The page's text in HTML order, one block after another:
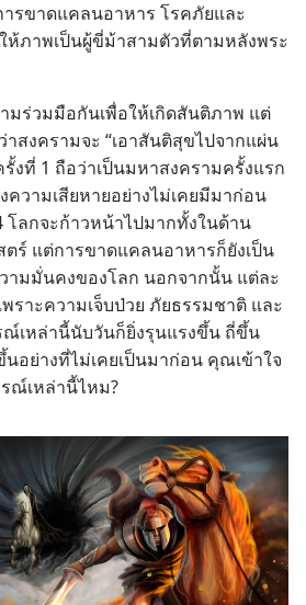
รขาดแคลนอาหาร โรคภัยและ
ให้ภาพเป็นผู้ขี่ม้าสามตัวที่ตามหลังพระ
มร่วมมือกันเพื่อให้เกิดสันติภาพ แต่
ว่าสงครามจะ “เอาสันติสุขไปจากแผ่น
รั้งที่ 1 ถือว่าเป็นมหาสงครามครั้งแรก
ความเสียหายอย่างไม่เคยมีมาก่อน
โลกจะก้าวหน้าไปมากทั้งในด้าน
ตร์ แต่การขาดแคลนอาหารก็ยังเป็น
ามมั่นคงของโลก นอกจากนั้น แต่ละ
พราะความเจ็บป่วย ภัยธรรมชาติ และ
ณ์เหล่านี้นับวันก็ยิ่งรุนแรงขึ้น ถี่ขึ้น
นอย่างที่ไม่เคยเป็นมาก่อน คุณเข้าใจ
รณ์เหล่านี้ไหม?